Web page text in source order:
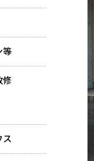
等
修
ス